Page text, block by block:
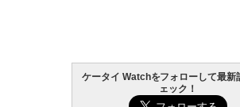
ケータイ Watchをフォローして最新
ェック！